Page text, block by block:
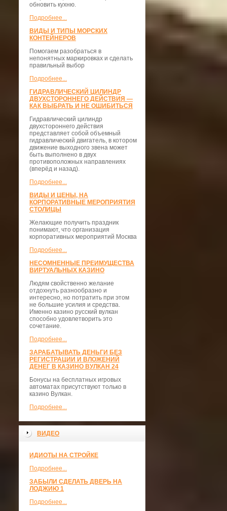
обновить кухню.
Подробнее...
ВИДЫ И ТИПЫ МОРСКИХ
КОНТЕЙНЕРОВ
Помогаем разобраться в
непонятных маркировках и сделать
правильный выбор
Подробнее...
ГИДРАВЛИЧЕСКИЙ ЦИЛИНДР
ДВУХСТОРОННЕГО ДЕЙСТВИЯ —
КАК ВЫБРАТЬ И НЕ ОШИБИТЬСЯ
Гидравлический цилиндр
двухстороннего действия
представляет собой объемный
гидравлический двигатель, в котором
движение выходного звена может
быть выполнено в двух
противоположных направлениях
(вперёд и назад).
Подробнее...
ВИДЫ И ЦЕНЫ, НА
КОРПОРАТИВНЫЕ МЕРОПРИЯТИЯ
СТОЛИЦЫ
Желающие получить праздник
понимают, что организация
корпоративных мероприятий Москва
Подробнее...
НЕСОМНЕННЫЕ ПРЕИМУЩЕСТВА
ВИРТУАЛЬНЫХ КАЗИНО
Людям свойственно желание
отдохнуть разнообразно и
интересно, но потратить при этом
не большие усилия и средства.
Именно казино русский вулкан
способно удовлетворить это
сочетание.
Подробнее...
ЗАРАБАТЫВАТЬ ДЕНЬГИ БЕЗ
РЕГИСТРАЦИИ И ВЛОЖЕНИЙ
ДЕНЕГ В КАЗИНО ВУЛКАН 24
Бонусы на бесплатных игровых
автоматах присутствуют только в
казино Вулкан.
Подробнее...
ВИДЕО
ИДИОТЫ НА СТРОЙКЕ
Подробнее...
ЗАБЫЛИ СДЕЛАТЬ ДВЕРЬ НА
ЛОДЖИЮ 1
Подробнее...